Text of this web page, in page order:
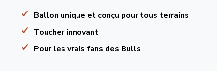
Ballon unique et conçu pour tous terrains
Toucher innovant
Pour les vrais fans des Bulls